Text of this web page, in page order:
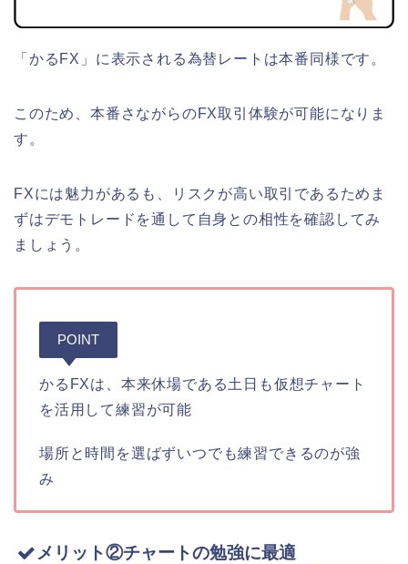
「かるFX」に表示される為替レートは本番同様です。
このため、本番さながらのFX取引体験が可能になりま
す。
FXには魅力があるも、リスクが高い取引であるためま
ずはデモトレードを通して自身との相性を確認してみ
ましょう。
POINT
かるFXは、本来休場である土日も仮想チャート
を活用して練習が可能
場所と時間を選ばずいつでも練習できるのが強
み
メリット②チャートの勉強に最適